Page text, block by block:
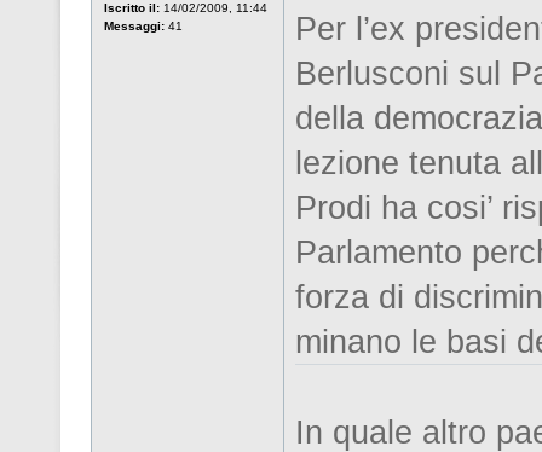
Iscritto il: 14/02/2009, 11:44
Messaggi: 41
Per l’ex
Berlusconi sul
della
lezione tenuta
Prodi ha cosi’
Parlamento
forza di
minano le basi
In quale altro